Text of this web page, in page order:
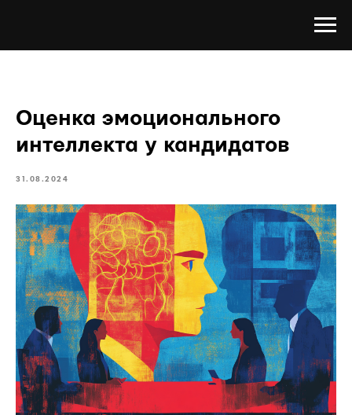
Оценка эмоционального
интеллекта у кандидатов
31.08.2024